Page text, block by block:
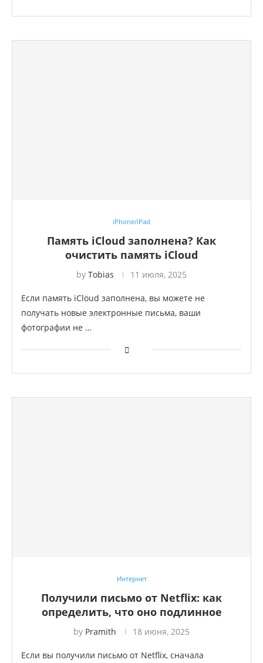
iPhone/iPad
Память iCloud заполнена? Как
очистить память iCloud
by Tobias 11 июля, 2025
Если память iCloud заполнена, вы можете не
получать новые электронные письма, ваши
фотографии не …
Интернет
Получили письмо от Netflix: как
определить, что оно подлинное
by Pramith 18 июня, 2025
Если вы получили письмо от Netflix, сначала